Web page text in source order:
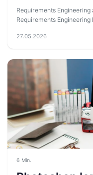
Requirements
Requirements
27.05.2026
6 Min.